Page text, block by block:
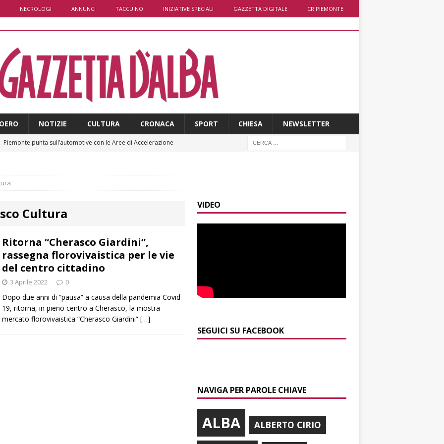
NECROLOGI ANNUNCI TACCUINO INIZIATIVE SPECIALI GAZZETTA DIGITALE CR PIEMONTE
NOTIZIE CULTURA CRONACA SPORT CHIESA NEWSLETTER
Piemonte punta sull’automotive con le Aree di Accelerazione
È morto Francesco Guccini, aveva 86 anni. Il ricordo
falso, peculato e detenzione illecita di armi
CRONACA
Macrino d’Alba, l’inedito Cristo benedicente dei Musei Vaticani
I turisti ad agosto riempiono Alba, ma per molti le vacanze
ALBA
Cultura
Ritorna “Cherasco Giardini”,
rassegna florovivaistica per le vie
del centro cittadino
3 Aprile 2022 0
Dopo due anni di “pausa” a causa della pandemia Covid
19, ritorna, in pieno centro a Cherasco, la mostra
mercato florovivaistica “Cherasco Giardini” […]
VIDEO
SEGUICI SU FACEBOOK
NAVIGA PER PAROLE CHIAVE
ALBA ALBERTO CIRIO